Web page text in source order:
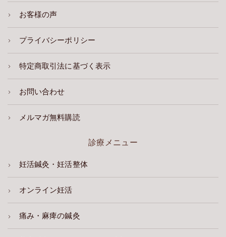
お客様の声
プライバシーポリシー
特定商取引法に基づく表示
お問い合わせ
メルマガ無料購読
診療メニュー
妊活鍼灸・妊活整体
オンライン妊活
痛み・麻痺の鍼灸